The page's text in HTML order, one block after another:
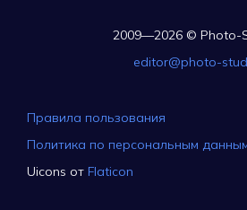
2009—2026 © Photo-
editor@photo-
Правила пользования
Политика по персональным
Uicons от Flaticon